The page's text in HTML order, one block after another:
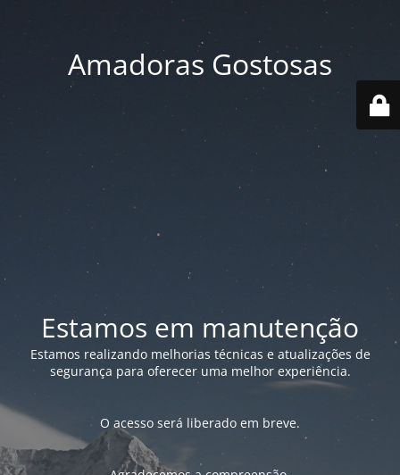
Amadoras Gostosas
Estamos em manutenção
Estamos realizando melhorias técnicas e atualizações de
segurança para oferecer uma melhor experiência.
O acesso será liberado em breve.